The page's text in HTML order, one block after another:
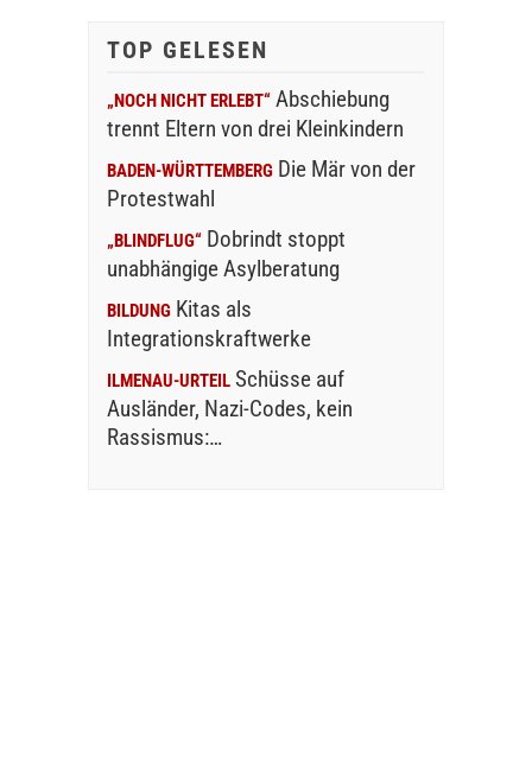
TOP GELESEN
„NOCH NICHT ERLEBT“ Abschiebung
trennt Eltern von drei Kleinkindern
BADEN-WÜRTTEMBERG Die Mär von der
Protestwahl
„BLINDFLUG“ Dobrindt stoppt
unabhängige Asylberatung
BILDUNG Kitas als
Integrationskraftwerke
ILMENAU-URTEIL Schüsse auf
Ausländer, Nazi-Codes, kein
Rassismus:…